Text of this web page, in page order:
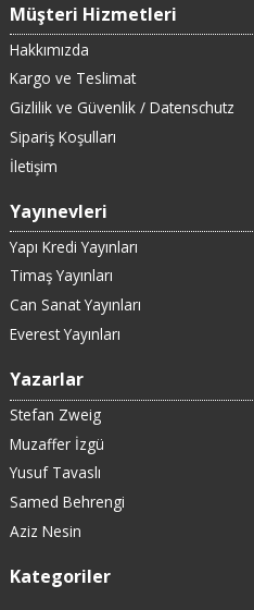
Müşteri Hizmetleri
Hakkımızda
Kargo ve Teslimat
Gizlilik ve Güvenlik / Datenschutz
Sipariş Koşulları
İletişim
Yayınevleri
Yapı Kredi Yayınları
Timaş Yayınları
Can Sanat Yayınları
Everest Yayınları
Yazarlar
Stefan Zweig
Muzaffer İzgü
Yusuf Tavaslı
Samed Behrengi
Aziz Nesin
Kategoriler